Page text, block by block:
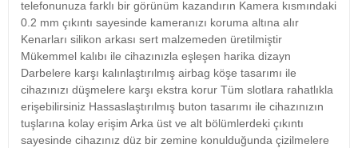
telefonunuza farklı bir görünüm kazandırın Kamera kısmındaki
0.2 mm çıkıntı sayesinde kameranızı koruma altına alır
Kenarları silikon arkası sert malzemeden üretilmiştir
Mükemmel kalıbı ile cihazınızla eşleşen harika dizayn
Darbelere karşı kalınlaştırılmış airbag köşe tasarımı ile
cihazınızı düşmelere karşı ekstra korur Tüm slotlara rahatlıkla
erişebilirsiniz Hassaslaştırılmış buton tasarımı ile cihazınızın
tuşlarına kolay erişim Arka üst ve alt bölümlerdeki çıkıntı
sayesinde cihazınız düz bir zemine konulduğunda çizilmelere